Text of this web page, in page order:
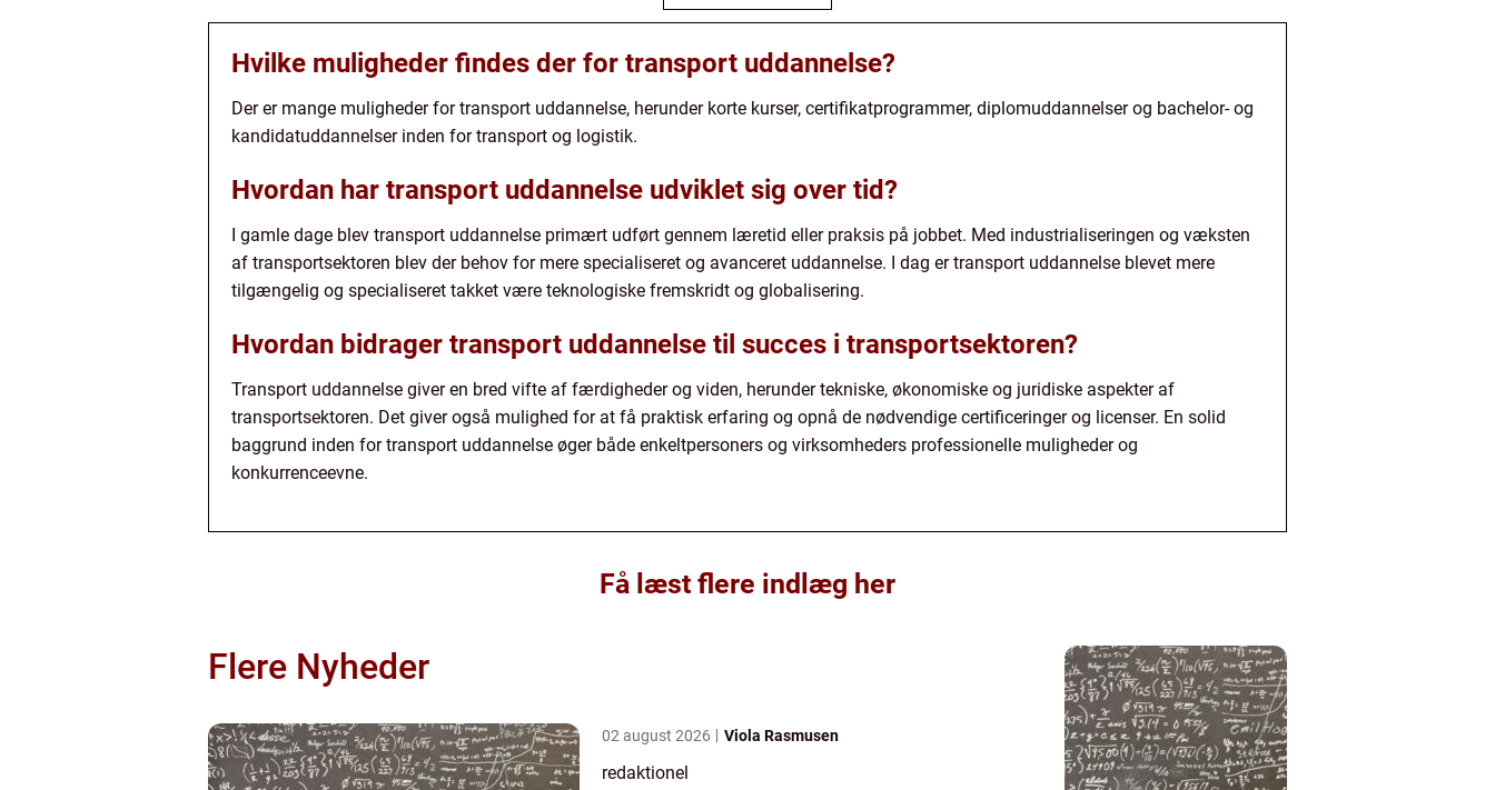
Hvilke muligheder findes der for transport uddannelse?
Der er mange muligheder for transport uddannelse, herunder korte kurser, certifikatprogrammer, diplomuddannelser og bachelor- og
kandidatuddannelser inden for transport og logistik.
Hvordan har transport uddannelse udviklet sig over tid?
I gamle dage blev transport uddannelse primært udført gennem læretid eller praksis på jobbet. Med industrialiseringen og væksten
af transportsektoren blev der behov for mere specialiseret og avanceret uddannelse. I dag er transport uddannelse blevet mere
tilgængelig og specialiseret takket være teknologiske fremskridt og globalisering.
Hvordan bidrager transport uddannelse til succes i transportsektoren?
Transport uddannelse giver en bred vifte af færdigheder og viden, herunder tekniske, økonomiske og juridiske aspekter af
transportsektoren. Det giver også mulighed for at få praktisk erfaring og opnå de nødvendige certificeringer og licenser. En solid
baggrund inden for transport uddannelse øger både enkeltpersoners og virksomheders professionelle muligheder og
konkurrenceevne.
Få læst flere indlæg her
Flere Nyheder
02 august 2026 Viola Rasmusen
redaktionel